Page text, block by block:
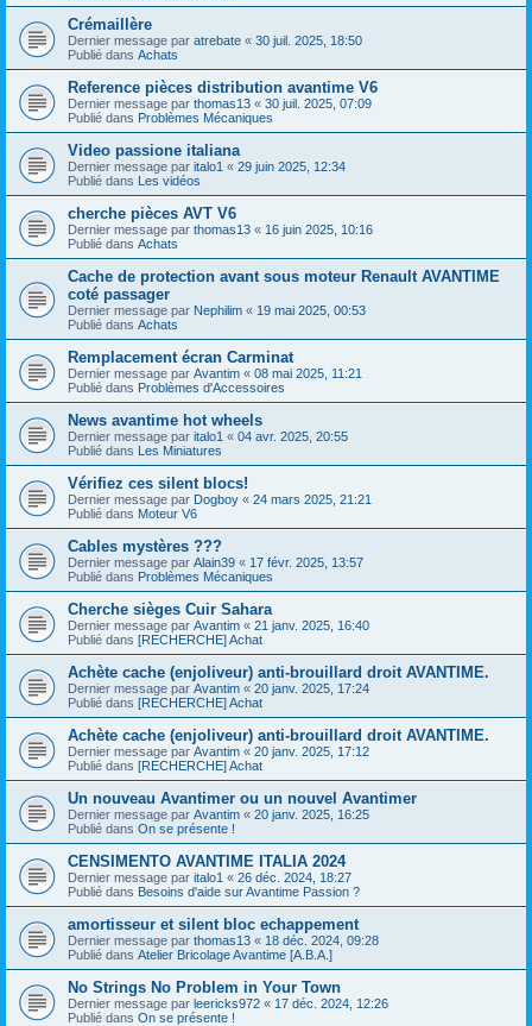
Crémaillère
Dernier message par atrebate « 30 juil. 2025, 18:50
Publié dans Achats
Reference pièces distribution avantime V6
Dernier message par thomas13 « 30 juil. 2025, 07:09
Publié dans Problèmes Mécaniques
Video passione italiana
Dernier message par italo1 « 29 juin 2025, 12:34
Publié dans Les vidéos
cherche pièces AVT V6
Dernier message par thomas13 « 16 juin 2025, 10:16
Publié dans Achats
Cache de protection avant sous moteur Renault AVANTIME
coté passager
Dernier message par Nephilim « 19 mai 2025, 00:53
Publié dans Achats
Remplacement écran Carminat
Dernier message par Avantim « 08 mai 2025, 11:21
Publié dans Problèmes d'Accessoires
News avantime hot wheels
Dernier message par italo1 « 04 avr. 2025, 20:55
Publié dans Les Miniatures
Vérifiez ces silent blocs!
Dernier message par Dogboy « 24 mars 2025, 21:21
Publié dans Moteur V6
Cables mystères ???
Dernier message par Alain39 « 17 févr. 2025, 13:57
Publié dans Problèmes Mécaniques
Cherche sièges Cuir Sahara
Dernier message par Avantim « 21 janv. 2025, 16:40
Publié dans [RECHERCHE] Achat
Achète cache (enjoliveur) anti-brouillard droit AVANTIME.
Dernier message par Avantim « 20 janv. 2025, 17:24
Publié dans [RECHERCHE] Achat
Achète cache (enjoliveur) anti-brouillard droit AVANTIME.
Dernier message par Avantim « 20 janv. 2025, 17:12
Publié dans [RECHERCHE] Achat
Un nouveau Avantimer ou un nouvel Avantimer
Dernier message par Avantim « 20 janv. 2025, 16:25
Publié dans On se présente !
CENSIMENTO AVANTIME ITALIA 2024
Dernier message par italo1 « 26 déc. 2024, 18:27
Publié dans Besoins d'aide sur Avantime Passion ?
amortisseur et silent bloc echappement
Dernier message par thomas13 « 18 déc. 2024, 09:28
Publié dans Atelier Bricolage Avantime [A.B.A.]
No Strings No Problem in Your Town
Dernier message par leericks972 « 17 déc. 2024, 12:26
Publié dans On se présente !